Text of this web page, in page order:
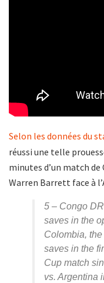
Selon les données du
réussi une telle
minutes d’un match de
Warren Barrett face à
5 – Congo
saves in the
Colombia,
saves in the
Cup match
vs. Argentina